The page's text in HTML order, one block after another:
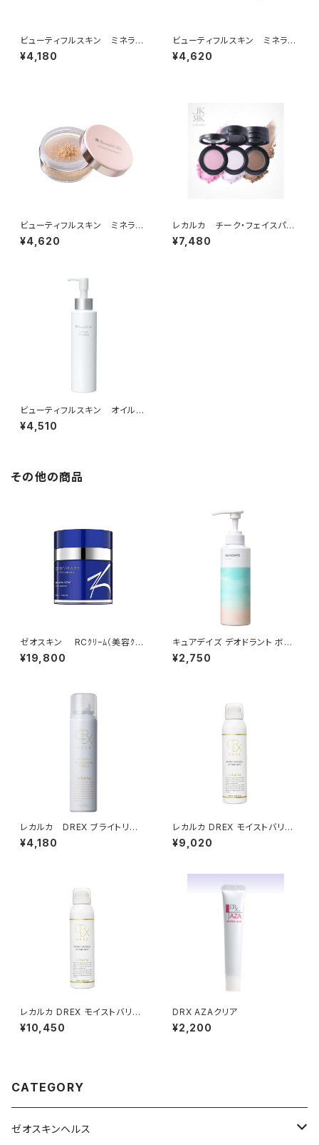
ビューティフルスキン ミネラル
プライマー
¥4,180
ビューティフルスキン ミネラル
フィニッシングヴェール
¥4,620
ビューティフルスキン ミネラル
ファンデーションF（ヌーディライ
トN1）
¥4,620
レカルカ チーク・フェイスパウ
ダー・ヘアファンデーション：イル
ミネイトマルチ
¥7,480
ビューティフルスキン オイルフ
リークレンジング
¥4,510
その他の商品
ゼオスキン RCｸﾘｰﾑ（美容ｸﾘｰ
ﾑ）
¥19,800
キュアデイズ デオドラント ボデ
ィソープ
¥2,750
レカルカ DREX ブライトリー
モイストシャインバブル
¥4,180
レカルカ DREX モイストバリア
リペアミスト
¥9,020
レカルカ DREX モイストバリア
リペアミスト
¥10,450
DRX AZAクリア
¥2,200
CATEGORY
ゼオスキンヘルス